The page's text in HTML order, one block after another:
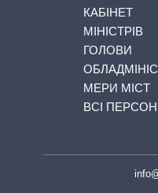
КАБІНЕТ
МІНІСТРІВ
ГОЛОВИ
МЕРИ МІСТ
ВСІ